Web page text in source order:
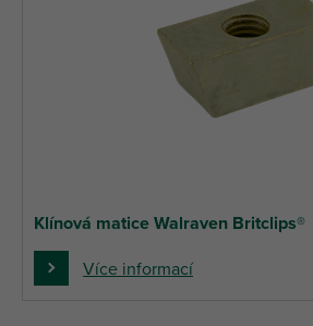
Klínová matice Walraven Britclips®
Více informací